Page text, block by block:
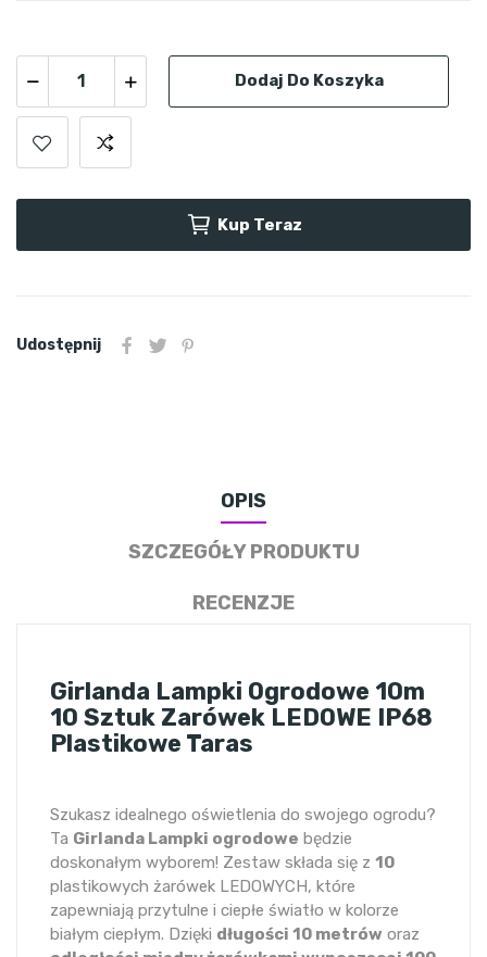
Dodaj Do Koszyka
Kup Teraz
Udostępnij
OPIS
SZCZEGÓŁY PRODUKTU
RECENZJE
Girlanda Lampki Ogrodowe 10m
10 Sztuk Zarówek LEDOWE IP68
Plastikowe Taras
Szukasz idealnego oświetlenia do swojego ogrodu?
Ta Girlanda Lampki ogrodowe będzie
doskonałym wyborem! Zestaw składa się z 10
plastikowych żarówek LEDOWYCH, które
zapewniają przytulne i ciepłe światło w kolorze
białym ciepłym. Dzięki długości 10 metrów oraz